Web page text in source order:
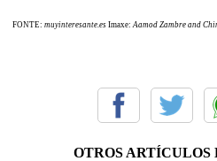
FONTE: muyinteresante.es Imaxe: Aamod Zambre and
OTROS ARTÍCULOS